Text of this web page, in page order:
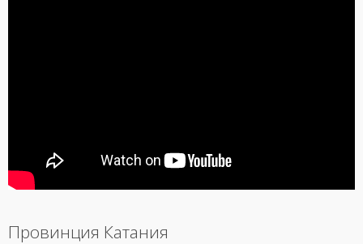
Провинция Катания